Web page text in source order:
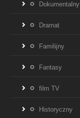
Dokumentalny
Dramat
Familijny
Fantasy
film TV
Historyczny